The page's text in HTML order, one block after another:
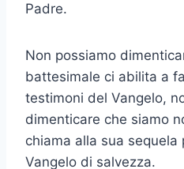
Padre.
Non possiamo
battesimale ci abilita a
testimoni del Vangelo,
dimenticare che siamo
chiama alla sua
Vangelo di salvezza.